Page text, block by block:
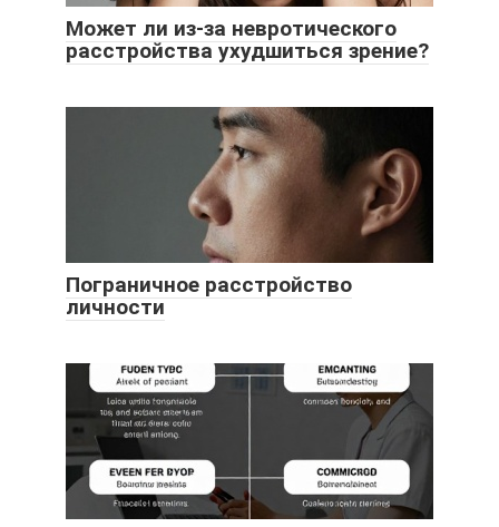
Может ли из-за невротического
расстройства ухудшиться зрение?
Пограничное расстройство
личности